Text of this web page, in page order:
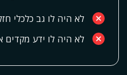
לא היה לו גב כלכלי
לא היה לו ידע מקדים